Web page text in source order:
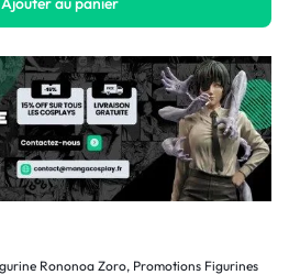
Rononoa Zoro, Promotions Figurines